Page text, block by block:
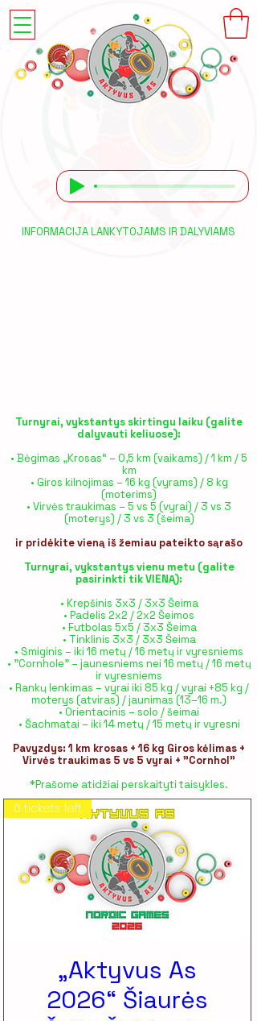
INFORMACIJA LANKYTOJAMS IR DALYVIAMS
Turnyrai, vykstantys skirtingu laiku (galite
dalyvauti keliuose):
• Bėgimas „Krosas“ – 0,5 km (vaikams) / 1 km / 5
km
• Giros kilnojimas – 16 kg (vyrams) / 8 kg
(moterims)
• Virvės traukimas – 5 vs 5 (vyrai) / 3 vs 3
(moterys) / 3 vs 3 (šeima)
ir pridėkite vieną iš žemiau pateikto sąrašo
Turnyrai, vykstantys vienu metu (galite
pasirinkti tik VIENĄ):
• Krepšinis 3x3 / 3x3 Šeima
• Padelis 2x2 / 2x2 Šeimos
• Futbolas 5x5 / 3x3 Šeima
• Tinklinis 3x3 / 3x3 Šeima
• Smiginis – iki 16 metų / 16 metų ir vyresniems
• "Cornhole" – jaunesniems nei 16 metų / 16 metų
ir vyresniems
• Rankų lenkimas – vyrai iki 85 kg / vyrai +85 kg /
moterys (atviras) / jaunimas (13–16 m.)
• Orientacinis – solo / šeimai
• Šachmatai – iki 14 metų / 15 metų ir vyresni
Pavyzdys: 1 km krosas + 16 kg Giros kėlimas +
Virvės traukimas 5 vs 5 vyrai + "Cornhol"
*Prašome atidžiai perskaityti taisykles.
0 tickets left
„Aktyvus As
2026“ Šiaurės